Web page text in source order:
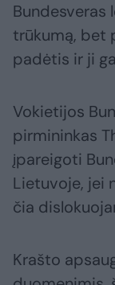
trūkumą, bet
padėtis ir ji
Vokietijos
pirmininkas
įpareigoti
Lietuvoje, jei
čia
Krašto